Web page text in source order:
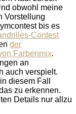
obwohl meine
Vorstellung
bis es
Contest
der
Farbenmix.
an
auch verspielt.
diesem Fall
zu erkennen.
Details nur allzu